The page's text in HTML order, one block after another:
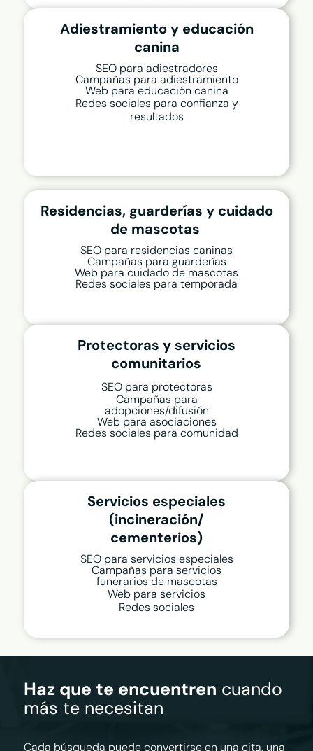
Adiestramiento y educación
canina
SEO para adiestradores
Campañas para adiestramiento
Web para educación canina
Redes sociales para confianza y
resultados
Residencias, guarderías y cuidado
de mascotas
SEO para residencias caninas
Campañas para guarderías
Web para cuidado de mascotas
Redes sociales para temporada
Protectoras y servicios
comunitarios
SEO para protectoras
Campañas para
adopciones/difusión
Web para asociaciones
Redes sociales para comunidad
Servicios especiales
(incineración/
cementerios)
SEO para servicios especiales
Campañas para servicios
funerarios de mascotas
Web para servicios
Redes sociales
Haz que te encuentren cuando
más te necesitan
Cada búsqueda puede convertirse en una cita, una